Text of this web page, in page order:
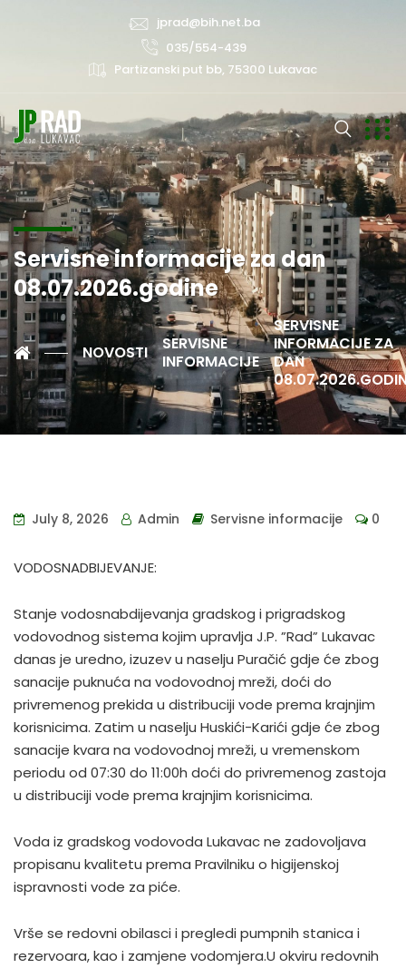
jprad@bih.net.ba
035/554-439
Partizanski put bb, 75300 Lukavac
Servisne informacije za dan
08.07.2026.godine
NOVOSTI
SERVISNE
INFORMACIJE
SERVISNE
INFORMACIJE ZA
DAN
July 8, 2026 Admin Servisne informacije 0
VODOSNADBIJEVANJE:
Stanje vodosnabdijevanja gradskog i prigradskog
vodovodnog sistema kojim upravlja J.P. ”Rad” Lukavac
danas je uredno, izuzev u naselju Puračić gdje će zbog
sanacije puknuća na vodovodnoj mreži, doći do
privremenog prekida u distribuciji vode prema krajnjim
korisnicima. Zatim u naselju Huskići-Karići gdje će zbog
sanacije kvara na vodovodnoj mreži, u vremenskom
periodu od 07:30 do 11:00h doći do privremenog zastoja
u distribuciji vode prema krajnjim korisnicima.
Voda iz gradskog vodovoda Lukavac ne zadovoljava
propisanu kvalitetu prema Pravilniku o higijenskoj
ispravnosti vode za piće.
Vrše se redovni obilasci i pregledi pumpnih stanica i
rezervoara, kao i zamjene vodomjera.U okviru redovnih